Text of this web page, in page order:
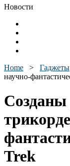
Новости
Home > Гаджеты
научно-
Созданы
Trek